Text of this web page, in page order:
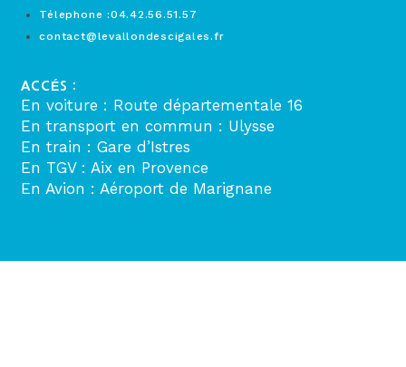
Télephone :04.42.56.51.57
contact@levallondescigales.fr
ACCÉS :
En voiture : Route départementale 16
En transport en commun : Ulysse
En train : Gare d’Istres
En TGV : Aix en Provence
En Avion : Aéroport de Marignane